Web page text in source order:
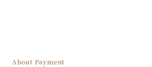
About Payment